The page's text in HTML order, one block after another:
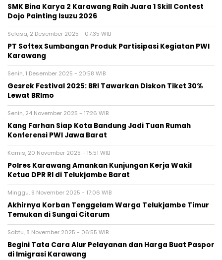
SMK Bina Karya 2 Karawang Raih Juara 1 Skill Contest
Dojo Painting Isuzu 2026
Selasa, 2 Desember 2025 - 07:35 WIB
PT Softex Sumbangan Produk Partisipasi Kegiatan PWI
Karawang
Senin, 1 Desember 2025 - 20:58 WIB
Gesrek Festival 2025: BRI Tawarkan Diskon Tiket 30%
Lewat BRImo
Senin, 24 November 2025 - 17:26 WIB
Kang Farhan Siap Kota Bandung Jadi Tuan Rumah
Konferensi PWI Jawa Barat
Kamis, 20 November 2025 - 15:51 WIB
Polres Karawang Amankan Kunjungan Kerja Wakil
Ketua DPR RI di Telukjambe Barat
Minggu, 9 November 2025 - 17:06 WIB
Akhirnya Korban Tenggelam Warga Telukjambe Timur
Temukan di Sungai Citarum
Sabtu, 8 November 2025 - 06:55 WIB
Begini Tata Cara Alur Pelayanan dan Harga Buat Paspor
di Imigrasi Karawang